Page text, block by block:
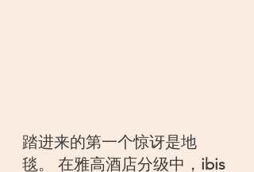
踏进来的第一个惊讶是地
毯。 在雅高酒店分级中， ibis